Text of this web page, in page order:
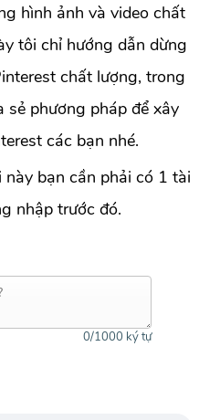
hình ảnh và video chất
tôi chỉ hướng dẫn dừng
chất lượng, trong
sẻ phương pháp để xây
các bạn nhé.
bạn cần phải có 1 tài
nhập trước đó.
0/1000 ký tự